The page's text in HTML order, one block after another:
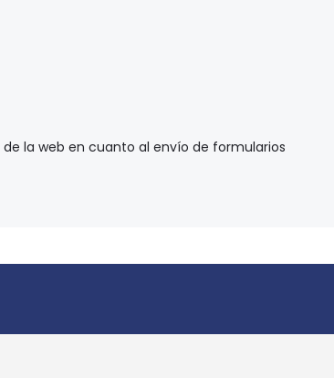
de la web en cuanto al envío de formularios